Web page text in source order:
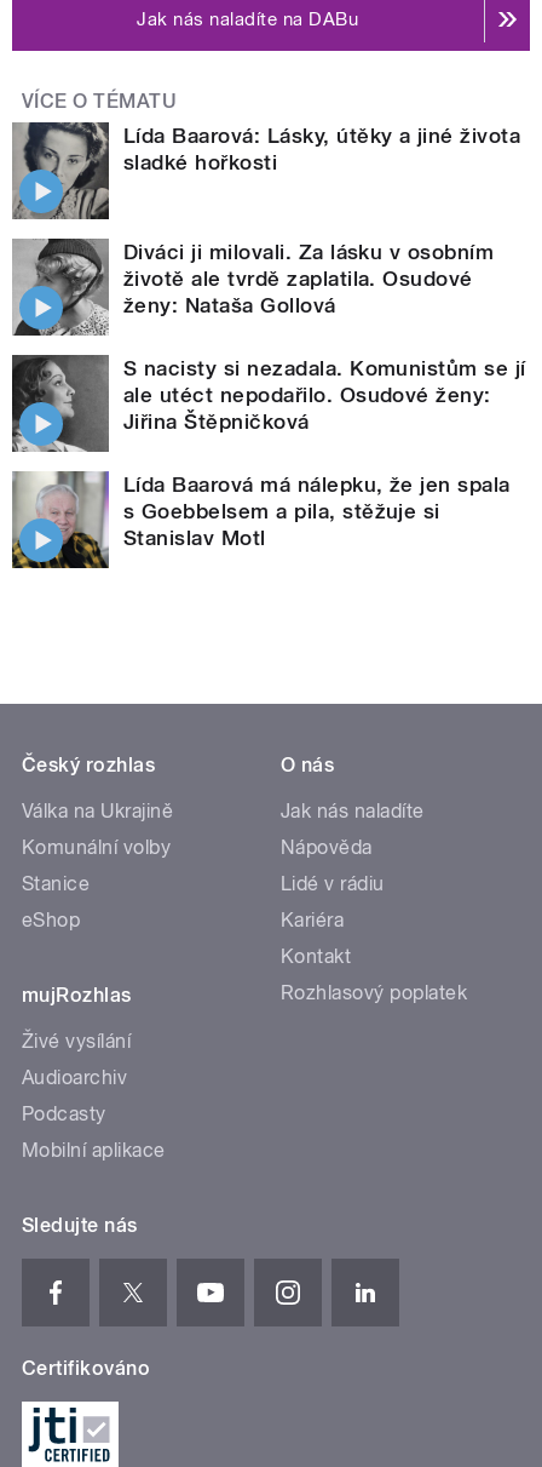
Jak nás naladíte na DABu
VÍCE O TÉMATU
Lída Baarová: Lásky, útěky a jiné života
sladké hořkosti
Diváci ji milovali. Za lásku v osobním
životě ale tvrdě zaplatila. Osudové
ženy: Nataša Gollová
S nacisty si nezadala. Komunistům se jí
ale utéct nepodařilo. Osudové ženy:
Jiřina Štěpničková
Lída Baarová má nálepku, že jen spala
s Goebbelsem a pila, stěžuje si
Stanislav Motl
Český rozhlas
Válka na Ukrajině
Komunální volby
Stanice
eShop
mujRozhlas
Živé vysílání
Audioarchiv
Podcasty
Mobilní aplikace
O nás
Jak nás naladíte
Nápověda
Lidé v rádiu
Kariéra
Kontakt
Rozhlasový poplatek
Sledujte nás
Certifikováno